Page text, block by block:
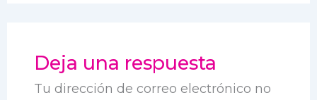
Deja una respuesta
Tu dirección de correo electrónico no